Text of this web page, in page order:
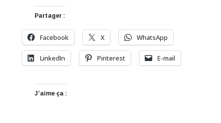
Partager :
Facebook X WhatsApp
LinkedIn Pinterest E-mail
J’aime ça :